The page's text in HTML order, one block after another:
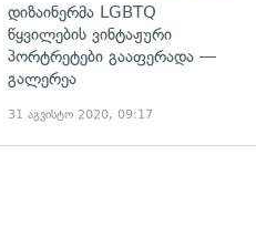
დიზაინერმა LGBTQ
წყვილების ვინტაჟური
პორტრეტები გააფერადა —
გალერეა
31 აგვისტო 2020, 09:17